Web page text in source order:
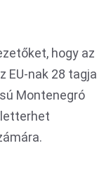
hogy az
EU-nak 28 tagja
Montenegró